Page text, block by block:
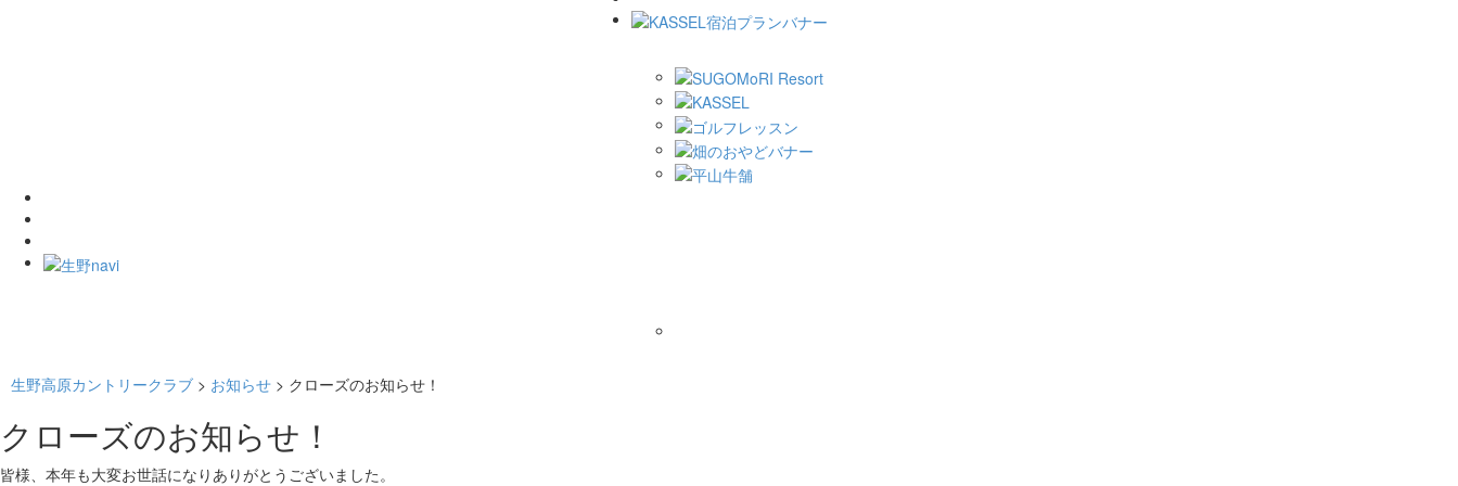
生野高原カントリークラブ > お知らせ > クローズのお知らせ！
クローズのお知らせ！
皆様、本年も大変お世話になりありがとうございました。